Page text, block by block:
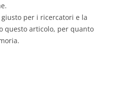
per i ricercatori e la
questo articolo, per quanto